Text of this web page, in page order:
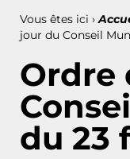
Vous êtes ici ›
jour du Conseil
Ordre
du 23